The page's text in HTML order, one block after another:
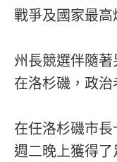
戰爭及國家最高
州長競選伴隨著
在洛杉磯，政治
在任洛杉磯市長
週二晚上獲得了